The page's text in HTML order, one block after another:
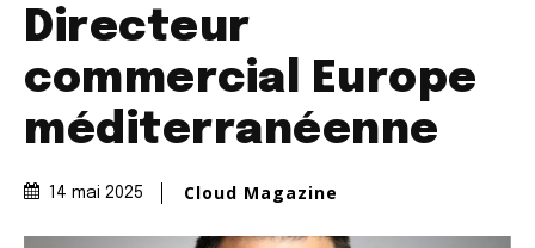
Directeur
commercial Europe
méditerranéenne
14 mai 2025 Cloud Magazine